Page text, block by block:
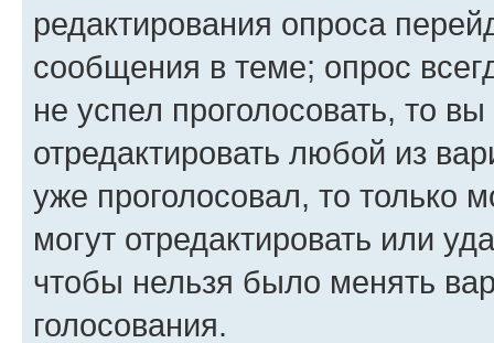
редактирования опроса
сообщения в теме; опрос
не успел проголосовать, то
отредактировать любой из
уже проголосовал, то только
могут отредактировать или
чтобы нельзя было менять
голосования.